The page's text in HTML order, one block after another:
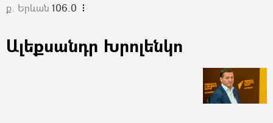
ք. Երևան 106.0
Ալեքսանդր Խրոլենկո